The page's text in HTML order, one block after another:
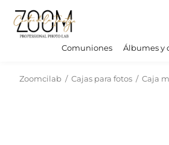
Comuniones Álbumes y
Zoomcilab / Cajas para fotos / Caja